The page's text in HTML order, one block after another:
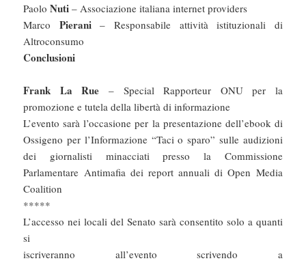
PaoloNuti – Associazione italiana internet providers
Marco Pierani– Responsabile attività istituzionali di
Altroconsumo
Conclusioni
Frank La Rue – Special Rapporteur ONU per la
promozione e tutela della libertà di informazione
L’evento sarà l’occasione per la presentazione dell’ebook di
Ossigeno per l’Informazione “Taci o sparo” sulle audizioni
dei giornalisti minacciati presso la Commissione
Parlamentare Antimafia dei report annuali di Open Media
Coalition
*****
L’accesso nei locali del Senato sarà consentito solo a quanti
si
iscriveranno all’evento scrivendo a